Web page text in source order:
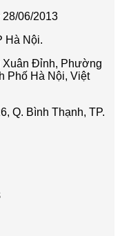
06/2013
Hà Nội.
Xuân Đỉnh, Phường
Phố Hà Nội, Việt
Q. Bình Thạnh, TP.